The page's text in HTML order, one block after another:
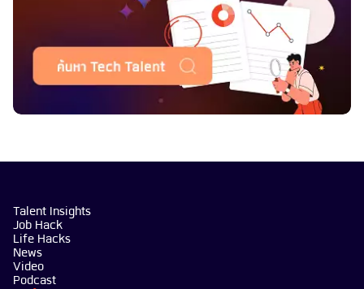
Talent Insights
Job Hack
Life Hacks
News
Video
Podcast